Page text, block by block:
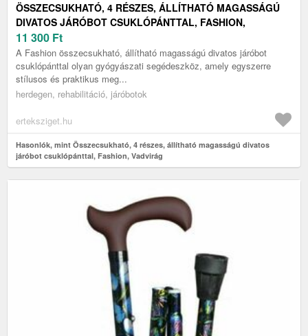
ÖSSZECSUKHATÓ, 4 RÉSZES, ÁLLÍTHATÓ MAGASSÁGÚ
DIVATOS JÁRÓBOT CSUKLÓPÁNTTAL, FASHION,
VADVIRÁG
11 300 Ft
A Fashion összecsukható, állítható magasságú divatos járóbot
csuklópánttal olyan gyógyászati segédeszköz, amely egyszerre
stílusos és praktikus meg...
herdegen, rehabilitáció, járóbotok
erteksziget.hu
Hasonlók, mint Összecsukható, 4 részes, állítható magasságú divatos
járóbot csuklópánttal, Fashion, Vadvirág